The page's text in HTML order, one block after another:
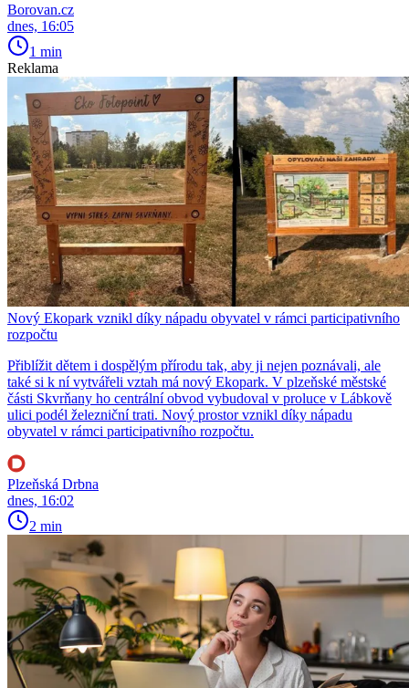
Borovan.cz
dnes, 16:05
1 min
Reklama
Nový Ekopark vznikl díky nápadu obyvatel v rámci participativního
rozpočtu
Přiblížit dětem i dospělým přírodu tak, aby ji nejen poznávali, ale
také si k ní vytvářeli vztah má nový Ekopark. V plzeňské městské
části Skvrňany ho centrální obvod vybudoval v proluce v Lábkově
ulici podél železniční trati. Nový prostor vznikl díky nápadu
obyvatel v rámci participativního rozpočtu.
Plzeňská Drbna
dnes, 16:02
2 min